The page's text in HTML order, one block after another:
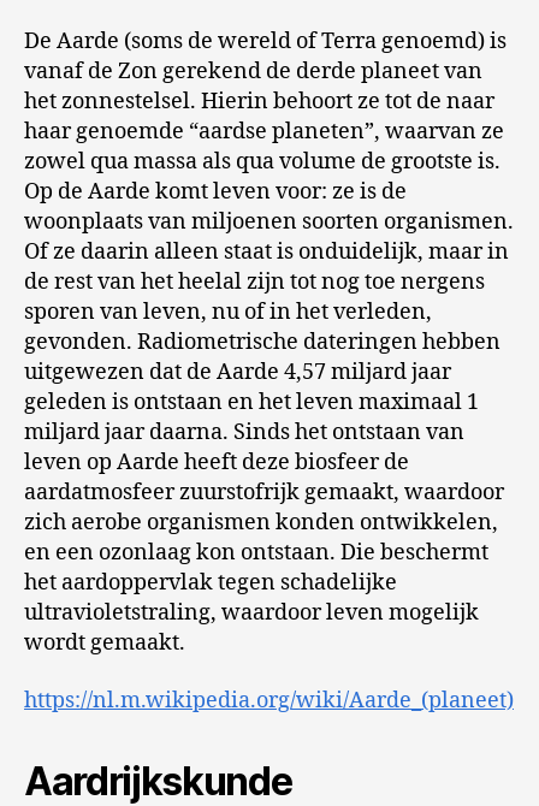
De Aarde (soms de wereld of Terra genoemd) is
vanaf de Zon gerekend de derde planeet van
het zonnestelsel. Hierin behoort ze tot de naar
haar genoemde “aardse planeten”, waarvan ze
zowel qua massa als qua volume de grootste is.
Op de Aarde komt leven voor: ze is de
woonplaats van miljoenen soorten organismen.
Of ze daarin alleen staat is onduidelijk, maar in
de rest van het heelal zijn tot nog toe nergens
sporen van leven, nu of in het verleden,
gevonden. Radiometrische dateringen hebben
uitgewezen dat de Aarde 4,57 miljard jaar
geleden is ontstaan en het leven maximaal 1
miljard jaar daarna. Sinds het ontstaan van
leven op Aarde heeft deze biosfeer de
aardatmosfeer zuurstofrijk gemaakt, waardoor
zich aerobe organismen konden ontwikkelen,
en een ozonlaag kon ontstaan. Die beschermt
het aardoppervlak tegen schadelijke
ultravioletstraling, waardoor leven mogelijk
wordt gemaakt.
https://nl.m.wikipedia.org/wiki/Aarde_(planeet)
Aardrijkskunde